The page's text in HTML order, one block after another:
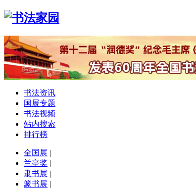
书法资讯
国展专题
书法视频
站内搜索
排行榜
全国展 |
兰亭奖 |
隶书展 |
篆书展 |